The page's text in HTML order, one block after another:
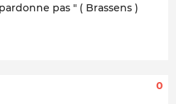
pas " ( Brassens )
0